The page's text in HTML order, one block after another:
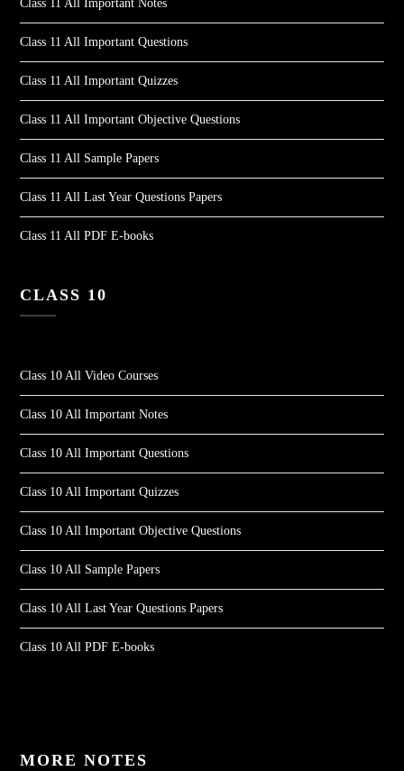
Class 11 All Important Notes
Class 11 All Important Questions
Class 11 All Important Quizzes
Class 11 All Important Objective Questions
Class 11 All Sample Papers
Class 11 All Last Year Questions Papers
Class 11 All PDF E-books
CLASS 10
Class 10 All Video Courses
Class 10 All Important Notes
Class 10 All Important Questions
Class 10 All Important Quizzes
Class 10 All Important Objective Questions
Class 10 All Sample Papers
Class 10 All Last Year Questions Papers
Class 10 All PDF E-books
MORE NOTES